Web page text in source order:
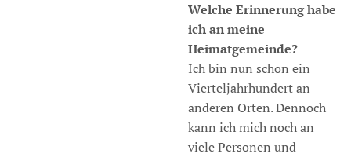
Welche Erinnerung habe
ich an meine
Heimatgemeinde?
Ich bin nun schon ein
Vierteljahrhundert an
anderen Orten. Dennoch
kann ich mich noch an
viele Personen und